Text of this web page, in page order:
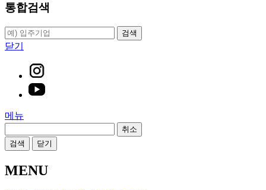
통합검색
검색
닫기
메뉴
취소
검색
닫기
MENU